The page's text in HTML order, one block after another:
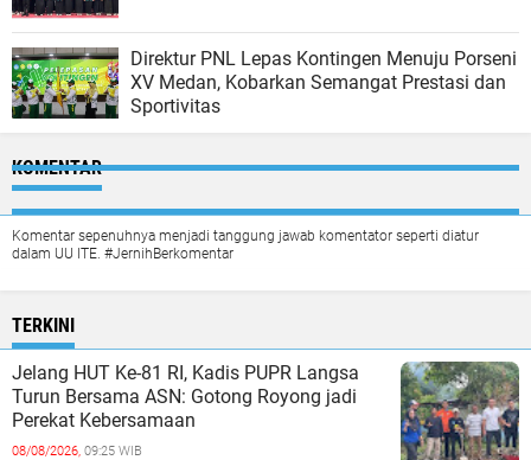
Direktur PNL Lepas Kontingen Menuju Porseni
XV Medan, Kobarkan Semangat Prestasi dan
Sportivitas
KOMENTAR
Komentar sepenuhnya menjadi tanggung jawab komentator seperti diatur
dalam UU ITE. #JernihBerkomentar
TERKINI
Jelang HUT Ke-81 RI, Kadis PUPR Langsa
Turun Bersama ASN: Gotong Royong jadi
Perekat Kebersamaan
08/08/2026, 09:25 WIB